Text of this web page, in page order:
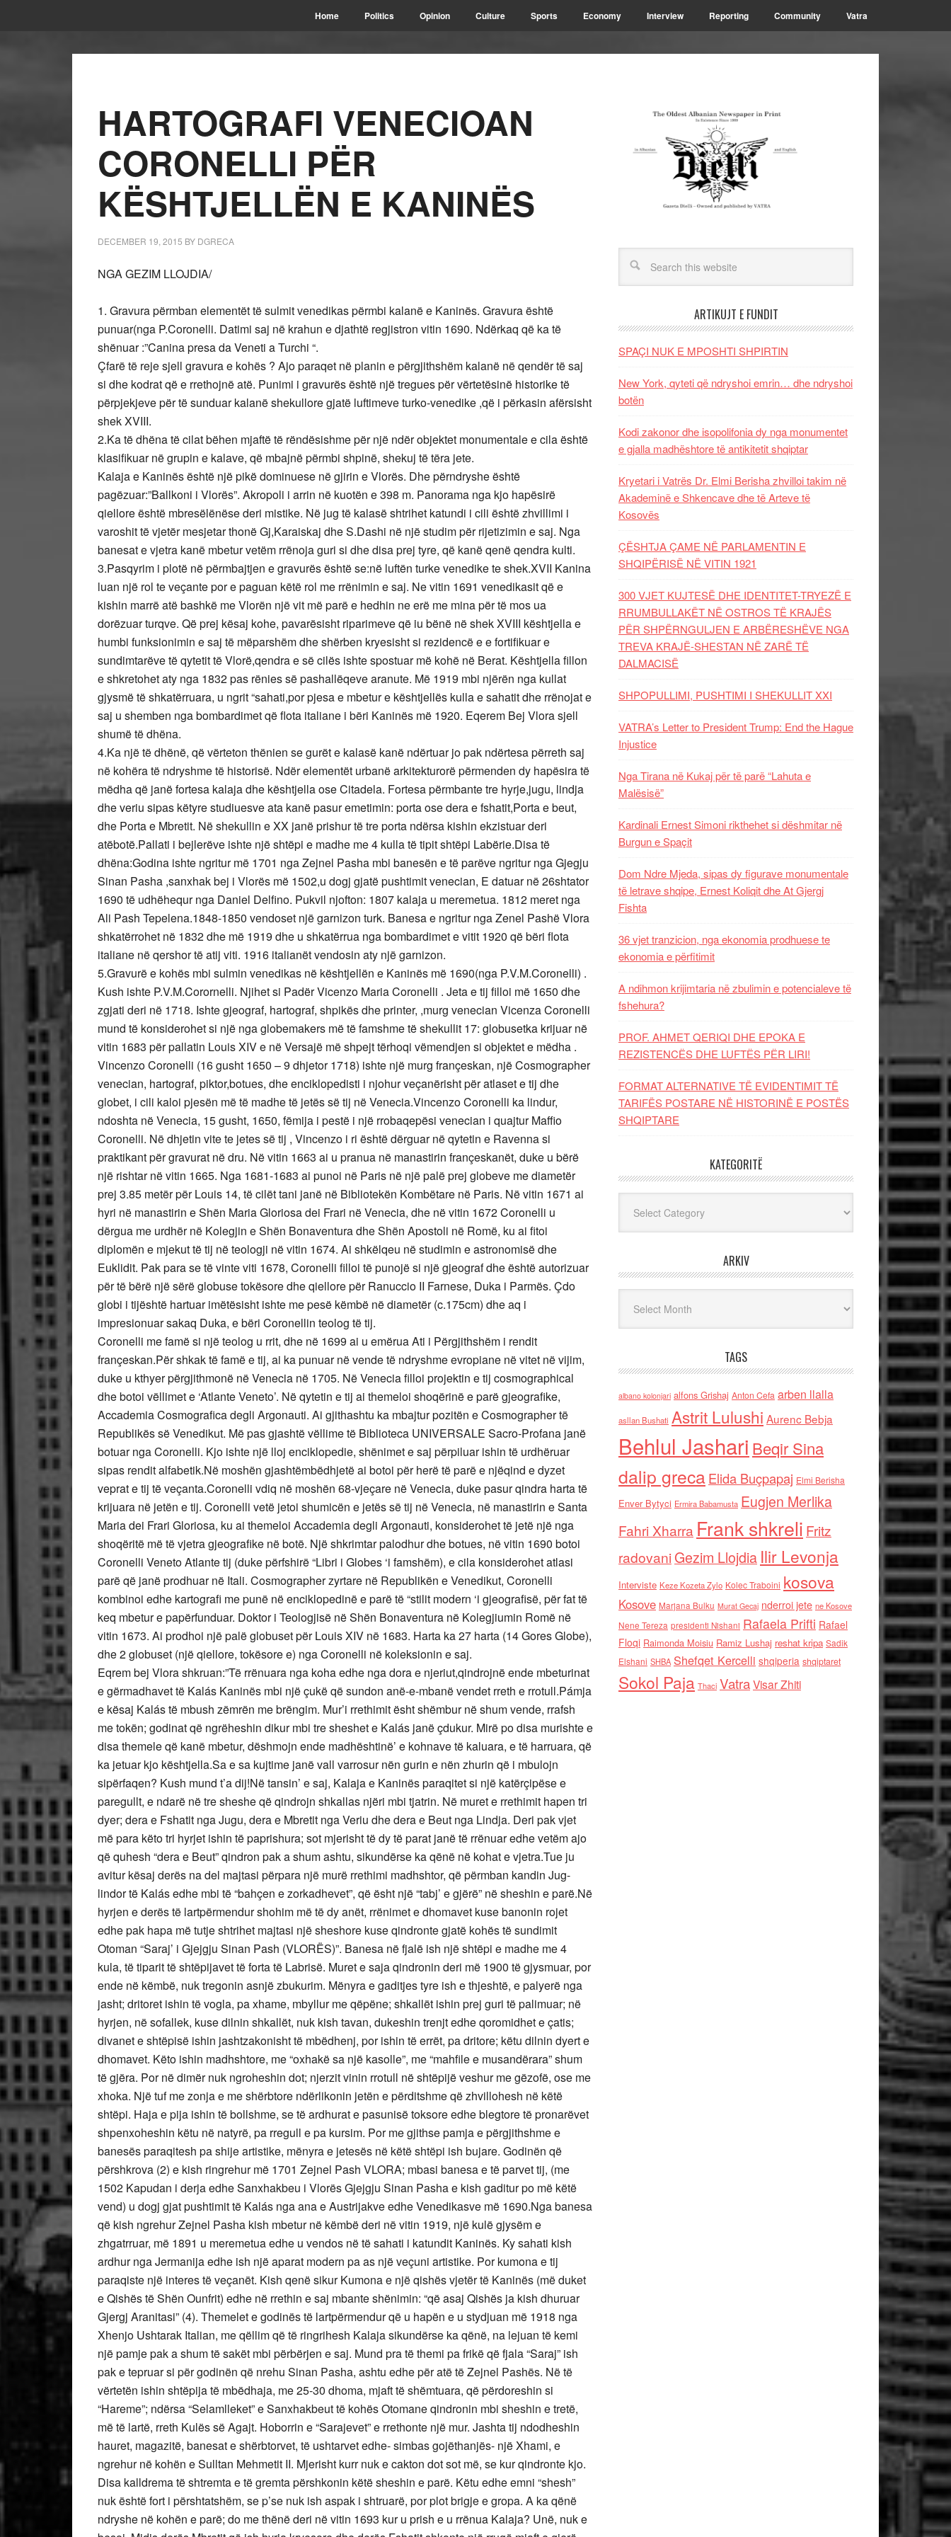
Home Politics Opinion Culture Sports Economy Interview Reporting Community Vatra
HARTOGRAFI VENECIOAN
CORONELLI PËR
KËSHTJELLËN E KANINËS
DECEMBER 19, 2015 BY DGRECA
NGA GEZIM LLOJDIA/
1. Gravura përmban elementët të sulmit venedikas përmbi kalanë e Kaninës. Gravura është
punuar(nga P.Coronelli. Datimi saj në krahun e djathtë regjistron vitin 1690. Ndërkaq që ka të
shënuar :”Canina presa da Veneti a Turchi “.
Çfarë të reje sjell gravura e kohës ? Ajo paraqet në planin e përgjithshëm kalanë në qendër të saj
si dhe kodrat që e rrethojnë atë. Punimi i gravurës është një tregues për vërtetësinë historike të
përpjekjeve për të sunduar kalanë shekullore gjatë luftimeve turko-venedike ,që i përkasin afërsisht
shek XVIII.
2.Ka të dhëna të cilat bëhen mjaftë të rëndësishme për një ndër objektet monumentale e cila është
klasifikuar në grupin e kalave, që mbajnë përmbi shpinë, shekuj të tëra jete.
Kalaja e Kaninës është një pikë dominuese në gjirin e Vlorës. Dhe përndryshe është
pagëzuar:”Ballkoni i Vlorës”. Akropoli i arrin në kuotën e 398 m. Panorama nga kjo hapësirë
qiellore është mbresëlënëse deri mistike. Në jug të kalasë shtrihet katundi i cili është zhvillimi i
varoshit të vjetër mesjetar thonë Gj,Karaiskaj dhe S.Dashi në një studim për rijetizimin e saj. Nga
banesat e vjetra kanë mbetur vetëm rrënoja guri si dhe disa prej tyre, që kanë qenë qendra kulti.
3.Pasqyrim i plotë në përmbajtjen e gravurës është se:në luftën turke venedike te shek.XVII Kanina
luan një rol te veçante por e paguan këtë rol me rrënimin e saj. Ne vitin 1691 venedikasit që e
kishin marrë atë bashkë me Vlorën një vit më parë e hedhin ne erë me mina për të mos ua
dorëzuar turqve. Që prej kësaj kohe, pavarësisht riparimeve që iu bënë në shek XVIII kështjella e
humbi funksionimin e saj të mëparshëm dhe shërben kryesisht si rezidencë e e fortifikuar e
sundimtarëve të qytetit të Vlorë,qendra e së cilës ishte spostuar më kohë në Berat. Kështjella fillon
e shkretohet aty nga 1832 pas rënies së pashallëqeve aranute. Më 1919 mbi njërën nga kullat
gjysmë të shkatërruara, u ngrit “sahati,por pjesa e mbetur e kështjellës kulla e sahatit dhe rrënojat e
saj u shemben nga bombardimet që flota italiane i bëri Kaninës më 1920. Eqerem Bej Vlora sjell
shumë të dhëna.
4.Ka një të dhënë, që vërteton thënien se gurët e kalasë kanë ndërtuar jo pak ndërtesa përreth saj
në kohëra të ndryshme të historisë. Ndër elementët urbanë arkitekturorë përmenden dy hapësira të
mëdha që janë fortesa kalaja dhe kështjella ose Citadela. Fortesa përmbante tre hyrje,jugu, lindja
dhe veriu sipas këtyre studiuesve ata kanë pasur emetimin: porta ose dera e fshatit,Porta e beut,
dhe Porta e Mbretit. Në shekullin e XX janë prishur të tre porta ndërsa kishin ekzistuar deri
atëbotë.Pallati i bejlerëve ishte një shtëpi e madhe me 4 kulla të tipit shtëpi Labërie.Disa të
dhëna:Godina ishte ngritur më 1701 nga Zejnel Pasha mbi banesën e të parëve ngritur nga Gjegju
Sinan Pasha ,sanxhak bej i Vlorës më 1502,u dogj gjatë pushtimit venecian, E datuar në 26shtator
1690 të udhëhequr nga Daniel Delfino. Pukvil njofton: 1807 kalaja u meremetua. 1812 meret nga
Ali Pash Tepelena.1848-1850 vendoset një garnizon turk. Banesa e ngritur nga Zenel Pashë Vlora
shkatërrohet në 1832 dhe më 1919 dhe u shkatërrua nga bombardimet e vitit 1920 që bëri flota
italiane në qershor të atij viti. 1916 italianët vendosin aty një garnizon.
5.Gravurë e kohës mbi sulmin venedikas në kështjellën e Kaninës më 1690(nga P.V.M.Coronelli) .
Kush ishte P.V.M.Corornelli. Njihet si Padër Vicenzo Maria Coronelli . Jeta e tij filloi më 1650 dhe
zgjati deri në 1718. Ishte gjeograf, hartograf, shpikës dhe printer, ,murg venecian Vicenza Coronelli
mund të konsiderohet si një nga globemakers më të famshme të shekullit 17: globusetka krijuar në
vitin 1683 për pallatin Louis XIV e në Versajë më shpejt tërhoqi vëmendjen si objektet e mëdha .
Vincenzo Coronelli (16 gusht 1650 – 9 dhjetor 1718) ishte një murg françeskan, një Cosmographer
venecian, hartograf, piktor,botues, dhe enciklopedisti i njohur veçanërisht për atlaset e tij dhe
globet, i cili kaloi pjesën më të madhe të jetës së tij në Venecia.Vincenzo Coronelli ka lindur,
ndoshta në Venecia, 15 gusht, 1650, fëmija i pestë i një rrobaqepësi venecian i quajtur Maffio
Coronelli. Në dhjetin vite te jetes së tij , Vincenzo i ri është dërguar në qytetin e Ravenna si
praktikant për gravurat në dru. Në vitin 1663 ai u pranua në manastirin françeskanët, duke u bërë
një rishtar në vitin 1665. Nga 1681-1683 ai punoi në Paris në një palë prej globeve me diametër
prej 3.85 metër për Louis 14, të cilët tani janë në Bibliotekën Kombëtare në Paris. Në vitin 1671 ai
hyri në manastirin e Shën Maria Gloriosa dei Frari në Venecia, dhe në vitin 1672 Coronelli u
dërgua me urdhër në Kolegjin e Shën Bonaventura dhe Shën Apostoli në Romë, ku ai fitoi
diplomën e mjekut të tij në teologji në vitin 1674. Ai shkëlqeu në studimin e astronomisë dhe
Euklidit. Pak para se të vinte viti 1678, Coronelli filloi të punojë si një gjeograf dhe është autorizuar
për të bërë një sërë globuse tokësore dhe qiellore për Ranuccio II Farnese, Duka i Parmës. Çdo
globi i tijështë hartuar imëtësisht ishte me pesë këmbë në diametër (c.175cm) dhe aq i
impresionuar sakaq Duka, e bëri Coronellin teolog të tij.
Coronelli me famë si një teolog u rrit, dhe në 1699 ai u emërua Ati i Përgjithshëm i rendit
françeskan.Për shkak të famë e tij, ai ka punuar në vende të ndryshme evropiane në vitet në vijim,
duke u kthyer përgjithmonë në Venecia në 1705. Në Venecia filloi projektin e tij cosmographical
dhe botoi vëllimet e ‘Atlante Veneto’. Në qytetin e tij ai themeloi shoqërinë e parë gjeografike,
Accademia Cosmografica degli Argonauti. Ai gjithashtu ka mbajtur pozitën e Cosmographer të
Republikës së Venedikut. Më pas gjashtë vëllime të Biblioteca UNIVERSALE Sacro-Profana janë
botuar nga Coronelli. Kjo ishte një lloj enciklopedie, shënimet e saj përpiluar ishin të urdhëruar
sipas rendit alfabetik.Në moshën gjashtëmbëdhjetë ai botoi për herë të parë e njëqind e dyzet
veprat e tij të veçanta.Coronelli vdiq në moshën 68-vjeçare në Venecia, duke pasur qindra harta të
krijuara në jetën e tij. Coronelli vetë jetoi shumicën e jetës së tij në Venecia, në manastirin e Santa
Maria dei Frari Gloriosa, ku ai themeloi Accademia degli Argonauti, konsiderohet të jetë një nga
shoqëritë më të vjetra gjeografike në botë. Një shkrimtar palodhur dhe botues, në vitin 1690 botoi
Coronelli Veneto Atlante tij (duke përfshirë “Libri i Globes ‘i famshëm), e cila konsiderohet atlasi
parë që janë prodhuar në Itali. Cosmographer zyrtare në Republikën e Venedikut, Coronelli
kombinoi edhe kartografi me punë në enciklopedinë e parë të “stilit modern ‘i gjeografisë, për fat të
keq mbetur e papërfunduar. Doktor i Teologjisë në Shën Bonaventura në Kolegjiumin Romë në
vitin 1673. Ai prodhoi një palë globuset për Louis XIV në 1683. Harta ka 27 harta (14 Gores Globe),
dhe 2 globuset (një qiellore, tokësore e) nga Coronelli në koleksionin e saj.
Eqrem bej Vlora shkruan:”Të rrënuara nga koha edhe nga dora e njeriut,qindrojnë ende mbeturinat
e gërmadhavet të Kalás Kaninës mbi një çukë që sundon anë-e-mbanë vendet rreth e rrotull.Pámja
e kësaj Kalás të mbush zëmrën me brëngim. Mur’i rrethimit ësht shëmbur në shum vende, rrafsh
me tokën; godinat që ngrëheshin dikur mbi tre sheshet e Kalás janë çdukur. Mirë po disa murishte e
disa themele që kanë mbetur, dëshmojn ende madhështinë’ e kohnave të kaluara, e të harruara, që
ka jetuar kjo kështjella.Sa e sa kujtime janë vall varrosur nën gurin e nën zhurin që i mbulojn
sipërfaqen? Kush mund t’a dij!Në tansin’ e saj, Kalaja e Kaninës paraqitet si një katërçipëse e
paregullt, e ndarë në tre sheshe që qindrojn shkallas njëri mbi tjatrin. Në muret e rrethimit hapen tri
dyer; dera e Fshatit nga Jugu, dera e Mbretit nga Veriu dhe dera e Beut nga Lindja. Deri pak vjet
më para këto tri hyrjet ishin të paprishura; sot mjerisht të dy të parat janë të rrënuar edhe vetëm ajo
që quhesh “dera e Beut” qindron pak a shum ashtu, sikundërse ka qënë në kohat e vjetra.Tue ju
avitur kësaj derës na del majtasi përpara një murë rrethimi madhshtor, që përmban kandin Jug-
lindor të Kalás edhe mbi të “bahçen e zorkadhevet”, që ësht një “tabj’ e gjërë” në sheshin e parë.Në
hyrjen e derës të lartpërmendur shohim më të dy anët, rrënimet e dhomavet kuse banonin rojet
edhe pak hapa më tutje shtrihet majtasi një sheshore kuse qindronte gjatë kohës të sundimit
Otoman “Saraj’ i Gjejgju Sinan Pash (VLORËS)”. Banesa në fjalë ish një shtëpi e madhe me 4
kula, të tiparit të shtëpijavet të forta të Labrisë. Muret e saja qindronin deri më 1900 të gjysmuar, por
ende në këmbë, nuk tregonin asnjë zbukurim. Mënyra e gaditjes tyre ish e thjeshtë, e palyerë nga
jasht; dritoret ishin të vogla, pa xhame, mbyllur me qëpëne; shkallët ishin prej guri të palimuar; në
hyrjen, në sofallek, kuse dilnin shkallët, nuk kish tavan, dukeshin trenjt edhe qoromidhet e çatis;
divanet e shtëpisë ishin jashtzakonisht të mbëdhenj, por ishin të errët, pa dritore; këtu dilnin dyert e
dhomavet. Këto ishin madhshtore, me “oxhakë sa një kasolle”, me “mahfile e musandërara” shum
të gjëra. Por në dimër nuk ngroheshin dot; njerzit vinin rrotull në shtëpijë veshur me gëzofë, ose me
xhoka. Një tuf me zonja e me shërbtore ndërlikonin jetën e përditshme që zhvillohesh në këtë
shtëpi. Haja e pija ishin të bollshme, se të ardhurat e pasunisë toksore edhe blegtore të pronarëvet
shpenxoheshin këtu në natyrë, pa rregull e pa kursim. Por me gjithse pamja e përgjithshme e
banesës paraqitesh pa shije artistike, mënyra e jetesës në këtë shtëpi ish bujare. Godinën që
përshkrova (2) e kish ringrehur më 1701 Zejnel Pash VLORA; mbasi banesa e të parvet tij, (me
1502 Kapudan i derja edhe Sanxhakbeu i Vlorës Gjejgju Sinan Pasha e kish gaditur po më këtë
vend) u dogj gjat pushtimit të Kalás nga ana e Austrijakve edhe Venedikasve më 1690.Nga banesa
që kish ngrehur Zejnel Pasha kish mbetur në këmbë deri në vitin 1919, një kulë gjysëm e
zhgatrruar, më 1891 u meremetua edhe u vendos në të sahati i katundit Kaninës. Ky sahati kish
ardhur nga Jermanija edhe ish një aparat modern pa as një veçuni artistike. Por kumona e tij
paraqiste një interes të veçanët. Kish qenë sikur Kumona e një qishës vjetër të Kaninës (më duket
e Qishës të Shën Ounfrit) edhe në rrethin e saj mbante shënimin: “që asaj Qishës ja kish dhuruar
Gjergj Aranitasi” (4). Themelet e godinës të lartpërmendur që u hapën e u stydjuan më 1918 nga
Xhenjo Ushtarak Italian, me qëllim që të ringrihesh Kalaja sikundërse ka qënë, na lejuan të kemi
një pamje pak a shum të sakët mbi përbërjen e saj. Mund pra të themi pa frikë që fjala “Saraj” ish
pak e tepruar si për godinën që nrehu Sinan Pasha, ashtu edhe për atë të Zejnel Pashës. Në të
vërtetën ishin shtëpija të mbëdhaja, me 25-30 dhoma, mjaft të shëmtuara, që përdoreshin si
“Hareme”; ndërsa “Selamlleket” e Sanxhakbeut të kohës Otomane qindronin mbi sheshin e tretë,
më të lartë, rreth Kulës së Agajt. Hoborrin e “Sarajevet” e rrethonte një mur. Jashta tij ndodheshin
hauret, magazitë, banesat e shërbtorvet, të ushtarvet edhe- simbas gojëthanjës- një Xhami, e
ngrehur në kohën e Sulltan Mehmetit II. Mjerisht kurr nuk e cakton dot sot më, se kur qindronte kjo.
Disa kalldrema të shtremta e të gremta përshkonin këtë sheshin e parë. Këtu edhe emni “shesh”
nuk është fort i përshtatshëm, se p’se nuk ish aspak i shtruarë, por plot brigje e gropa. A ka qënë
ndryshe në kohën e parë; do me thënë deri në vitin 1693 kur u prish e u rrënua Kalaja? Unë, nuk e
ARTIKUJT E FUNDIT
SPAÇI NUK E MPOSHTI SHPIRTIN
New York, qyteti që ndryshoi emrin… dhe ndryshoi
botën
Kodi zakonor dhe isopolifonia dy nga monumentet
e gjalla madhështore të antikitetit shqiptar
Kryetari i Vatrës Dr. Elmi Berisha zhvilloi takim në
Akademinë e Shkencave dhe të Arteve të
Kosovës
ÇËSHTJA ÇAME NË PARLAMENTIN E
SHQIPËRISË NË VITIN 1921
300 VJET KUJTESË DHE IDENTITET-TRYEZË E
RRUMBULLAKËT NË OSTROS TË KRAJËS
PËR SHPËRNGULJEN E ARBËRESHËVE NGA
TREVA KRAJË-SHESTAN NË ZARË TË
DALMACISË
SHPOPULLIMI, PUSHTIMI I SHEKULLIT XXI
VATRA’s Letter to President Trump: End the Hague
Injustice
Nga Tirana në Kukaj për të parë “Lahuta e
Malësisë”
Kardinali Ernest Simoni rikthehet si dëshmitar në
Burgun e Spaçit
Dom Ndre Mjeda, sipas dy figurave monumentale
të letrave shqipe, Ernest Koliqit dhe At Gjergj
Fishta
36 vjet tranzicion, nga ekonomia prodhuese te
ekonomia e përfitimit
A ndihmon krijimtaria në zbulimin e potencialeve të
fshehura?
PROF. AHMET QERIQI DHE EPOKA E
REZISTENCЁS DHE LUFTЁS PЁR LIRI!
FORMAT ALTERNATIVE TË EVIDENTIMIT TË
TARIFËS POSTARE NË HISTORINË E POSTËS
SHQIPTARE
KATEGORITË
ARKIV
TAGS
albano kolonjari alfons Grishaj Anton Cefa arben llalla
asllan Bushati Astrit Lulushi Aurenc Bebja
Behlul Jashari Beqir Sina
dalip grecaElida Buçpapaj Elmi Berisha
Enver Bytyci Ermira Babamusta Eugjen Merlika
Fahri Xharra Frank shkreli Fritz
radovaniGezim Llojdia Ilir Levonja
Interviste Keze Kozeta Zylo Kolec Traboini kosova
Kosove Marjana Bulku Murat Gecaj nderroi jete ne Kosove
Nene Tereza presidenti Nishani Rafaela Prifti Rafael
Floqi Raimonda Moisiu Ramiz Lushaj reshat kripa Sadik
Elshani SHBA Shefqet Kercelli shqiperia shqiptaret
Sokol Paja Thaci VatraVisar Zhiti